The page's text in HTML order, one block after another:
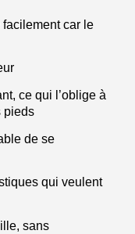
car le
ce qui l’oblige à
pieds
de se
qui veulent
sans